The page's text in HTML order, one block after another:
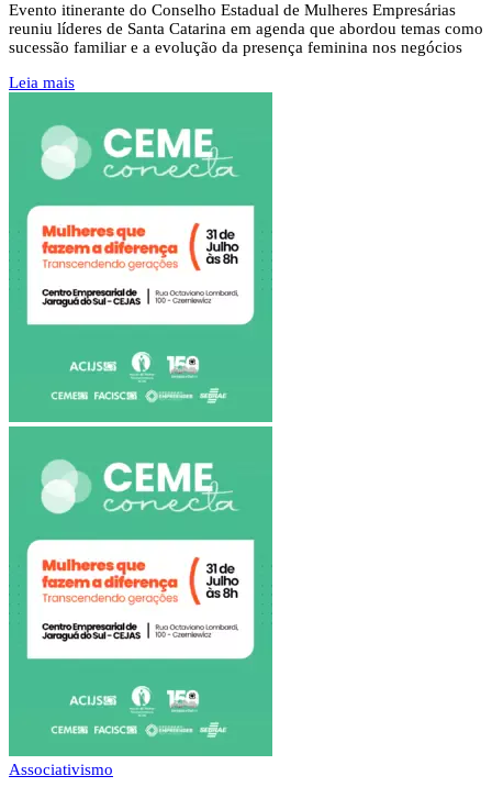
Evento itinerante do Conselho Estadual de Mulheres Empresárias
reuniu líderes de Santa Catarina em agenda que abordou temas como
sucessão familiar e a evolução da presença feminina nos negócios
Leia mais
Associativismo